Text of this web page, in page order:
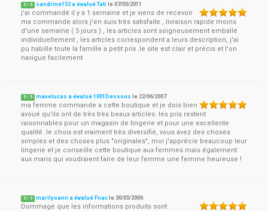
5 / 5 sandrine152 a évalué Tati le07/05/2011
j'ai commandé il y a 1 semaine et je viens de recevoir
ma commande alors j'en suis très satisfaite , livraison rapide moins
d'une semaine ( 5 jours ) , les articles sont soigneusement emballé
individuellement , les articles correspondent a leurs description, j'ai
pu habille toute la famille a petit prix .le site est clair et précis et l'on
navigue facilement
5 / 5 maxelucas a évalué 1001Dessous le 22/06/2007
ma femme commande a cette boutique et je dois bien
avoué qu'ils ont de très très beaux articles. les pris restent
raisonnables pour un magasin de lingerie et pour une excellente
qualité. le choix est vraiment très diversifié, vous avez des choses
simples et des choses plus "originales", moi j'apprécie beaucoup leur
lingerie et je conseille cette boutique aux femmes mais également
aux maris qui voudraient faire de leur femme une femme heureuse !
5 / 5 marilyoann a évalué Fnac le30/05/2006
Dommage que les informations produits sont